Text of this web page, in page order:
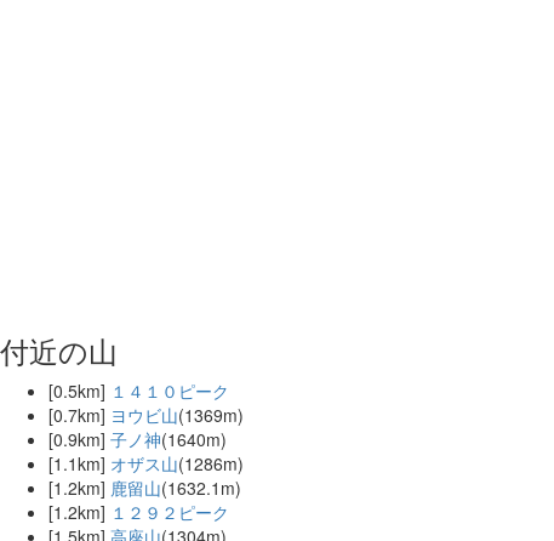
付近の山
[0.5km] １４１０ピーク
[0.7km] ヨウビ山(1369m)
[0.9km] 子ノ神(1640m)
[1.1km] オザス山(1286m)
[1.2km] 鹿留山(1632.1m)
[1.2km] １２９２ピーク
[1.5km] 高座山(1304m)